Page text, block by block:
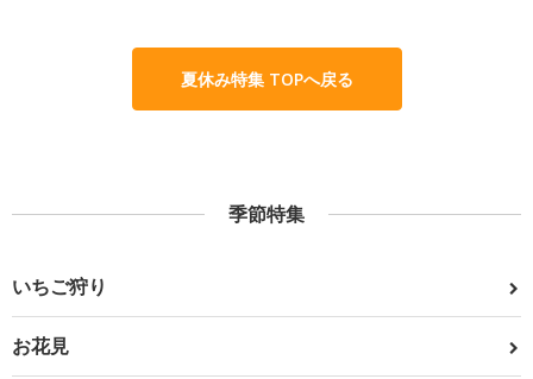
夏休み特集 TOPへ戻る
季節特集
いちご狩り
お花見